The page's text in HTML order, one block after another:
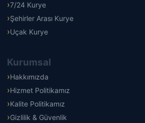
7/24 Kurye
Şehirler Arası Kurye
Uçak Kurye
Kurumsal
Hakkımızda
Hizmet Politikamız
Kalite Politikamız
Gizlilik & Güvenlik